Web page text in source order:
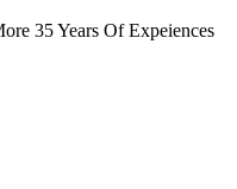
35 Years Of Expeiences